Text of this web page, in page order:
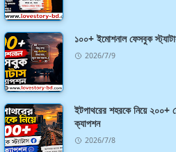
১০০+ ইমোশনাল ফেসবুক
2026/7/9
ইটপাথরের শহরকে নিয়ে ২০০+
ক্যাপশন
2026/7/8